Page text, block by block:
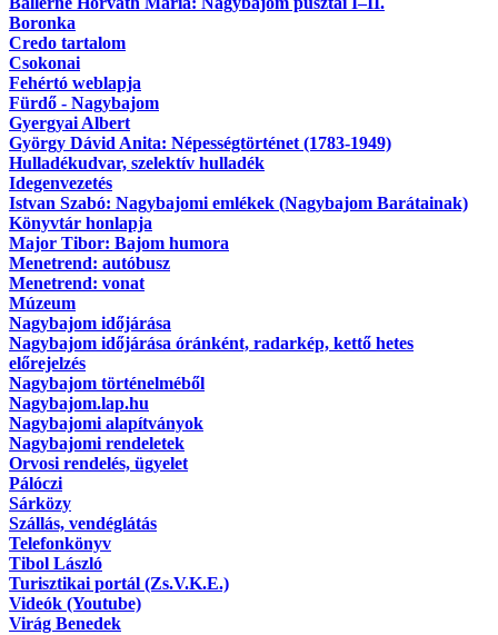
Boronka
Credo tartalom
Csokonai
Fehértó weblapja
Fürdő - Nagybajom
Gyergyai Albert
György Dávid Anita: Népességtörténet (1783-1949)
Hulladékudvar, szelektív hulladék
Idegenvezetés
Istvan Szabó: Nagybajomi emlékek (Nagybajom Barátainak)
Könyvtár honlapja
Major Tibor: Bajom humora
Menetrend: autóbusz
Menetrend: vonat
Múzeum
Nagybajom időjárása
Nagybajom időjárása óránként, radarkép, kettő hetes
előrejelzés
Nagybajom történelméből
Nagybajom.lap.hu
Nagybajomi alapítványok
Nagybajomi rendeletek
Orvosi rendelés, ügyelet
Pálóczi
Sárközy
Szállás, vendéglátás
Telefonkönyv
Tibol László
Turisztikai portál (Zs.V.K.E.)
Videók (Youtube)
Virág Benedek